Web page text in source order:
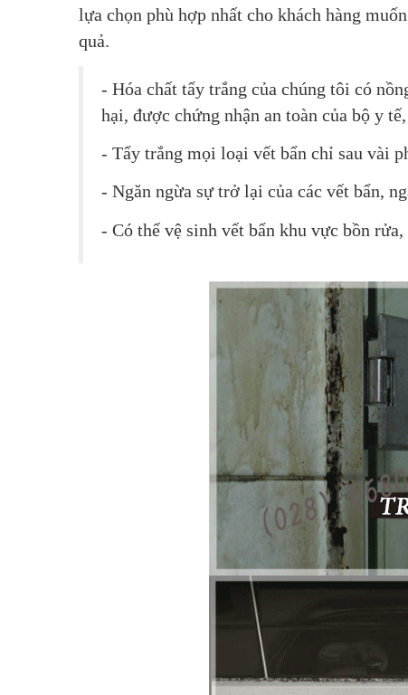
lựa chọn phù hợp nhất cho khách hàng
quả.
- Hóa chất tẩy trắng của chúng tôi có
hại, được chứng nhận an toàn của bộ y
- Tẩy trắng mọi loại vết bẩn chỉ sau vài
- Ngăn ngừa sự trở lại của các vết bẩn,
- Có thể vệ sinh vết bẩn khu vực bồn